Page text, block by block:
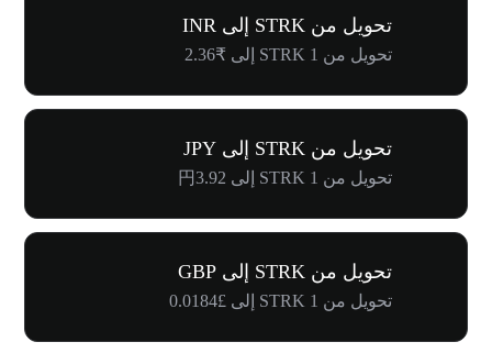
تحويل من STRK إلى INR
تحويل من 1 STRK إلى ₹2.36
تحويل من STRK إلى JPY
تحويل من 1 STRK إلى 円3.92
تحويل من STRK إلى GBP
تحويل من 1 STRK إلى £0.0184